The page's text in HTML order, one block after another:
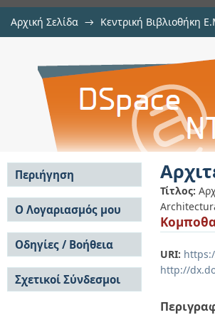
Αρχική Σελίδα → Κεντρική Βιβλιοθήκη
Αρχιτεκτόνων
Τίτλος:
URI:
http://
Περιήγηση
Σε όλο το DSpace
Κοινότητες & Συλλογές
Ανά Ημερομηνία
Έκδοσης
Συγγραφείς
Τίτλοι
Θέματα
Ο Λογαριασμός μου
Σύνδεση
Εγγραφή
Οδηγίες / Βοήθεια
Οδηγίες Υποβολής
Οδηγίες Χρήσης ΙΑ
Συχνές Ερωτήσεις
Σχετικοί Σύνδεσμοι